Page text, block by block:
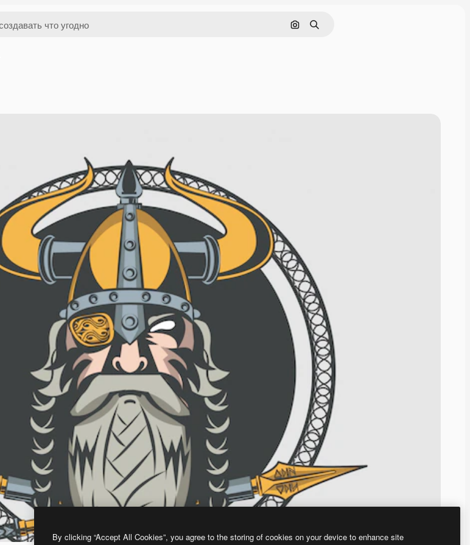
Поиск по изображению
Поиск
By clicking “Accept All Cookies”, you agree to the storing of cookies on your device to enhance site